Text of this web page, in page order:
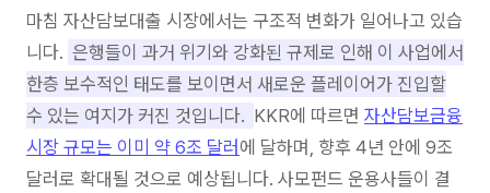
마침 자산담보대출 시장에서는 구조적 변화가 일어나고 있습
니다. 은행들이 과거 위기와 강화된 규제로 인해 이 사업에서
한층 보수적인 태도를 보이면서 새로운 플레이어가 진입할
수 있는 여지가 커진 것입니다. KKR에 따르면 자산담보금융
시장 규모는 이미 약 6조 달러 에 달하며, 향후 4년 안에 9조
달러로 확대될 것으로 예상됩니다. 사모펀드 운용사들이 결